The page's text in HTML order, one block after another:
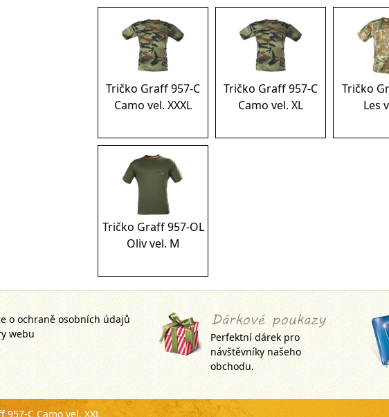
Tričko Graff 957-C
Camo vel. XXXL
Tričko Graff 957-C
Camo vel. XL
Tričko
Les
Tričko Graff 957-OL
Oliv vel. M
o ochraně osobních údajů
webu
Perfektní dárek pro
návštěvníky našeho
obchodu.
957-C Camo vel. XXL